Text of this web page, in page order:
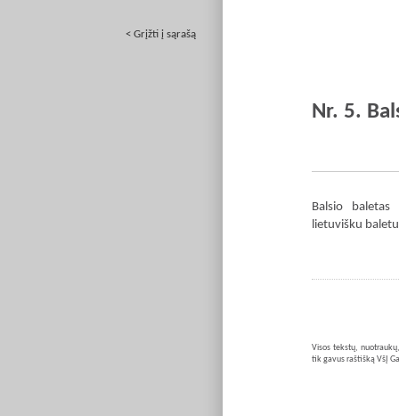
< Grįžti į sąrašą
Nr. 5.
Balsio
lietuvišku
Visos tekstų,
tik gavus raštišką VšĮ